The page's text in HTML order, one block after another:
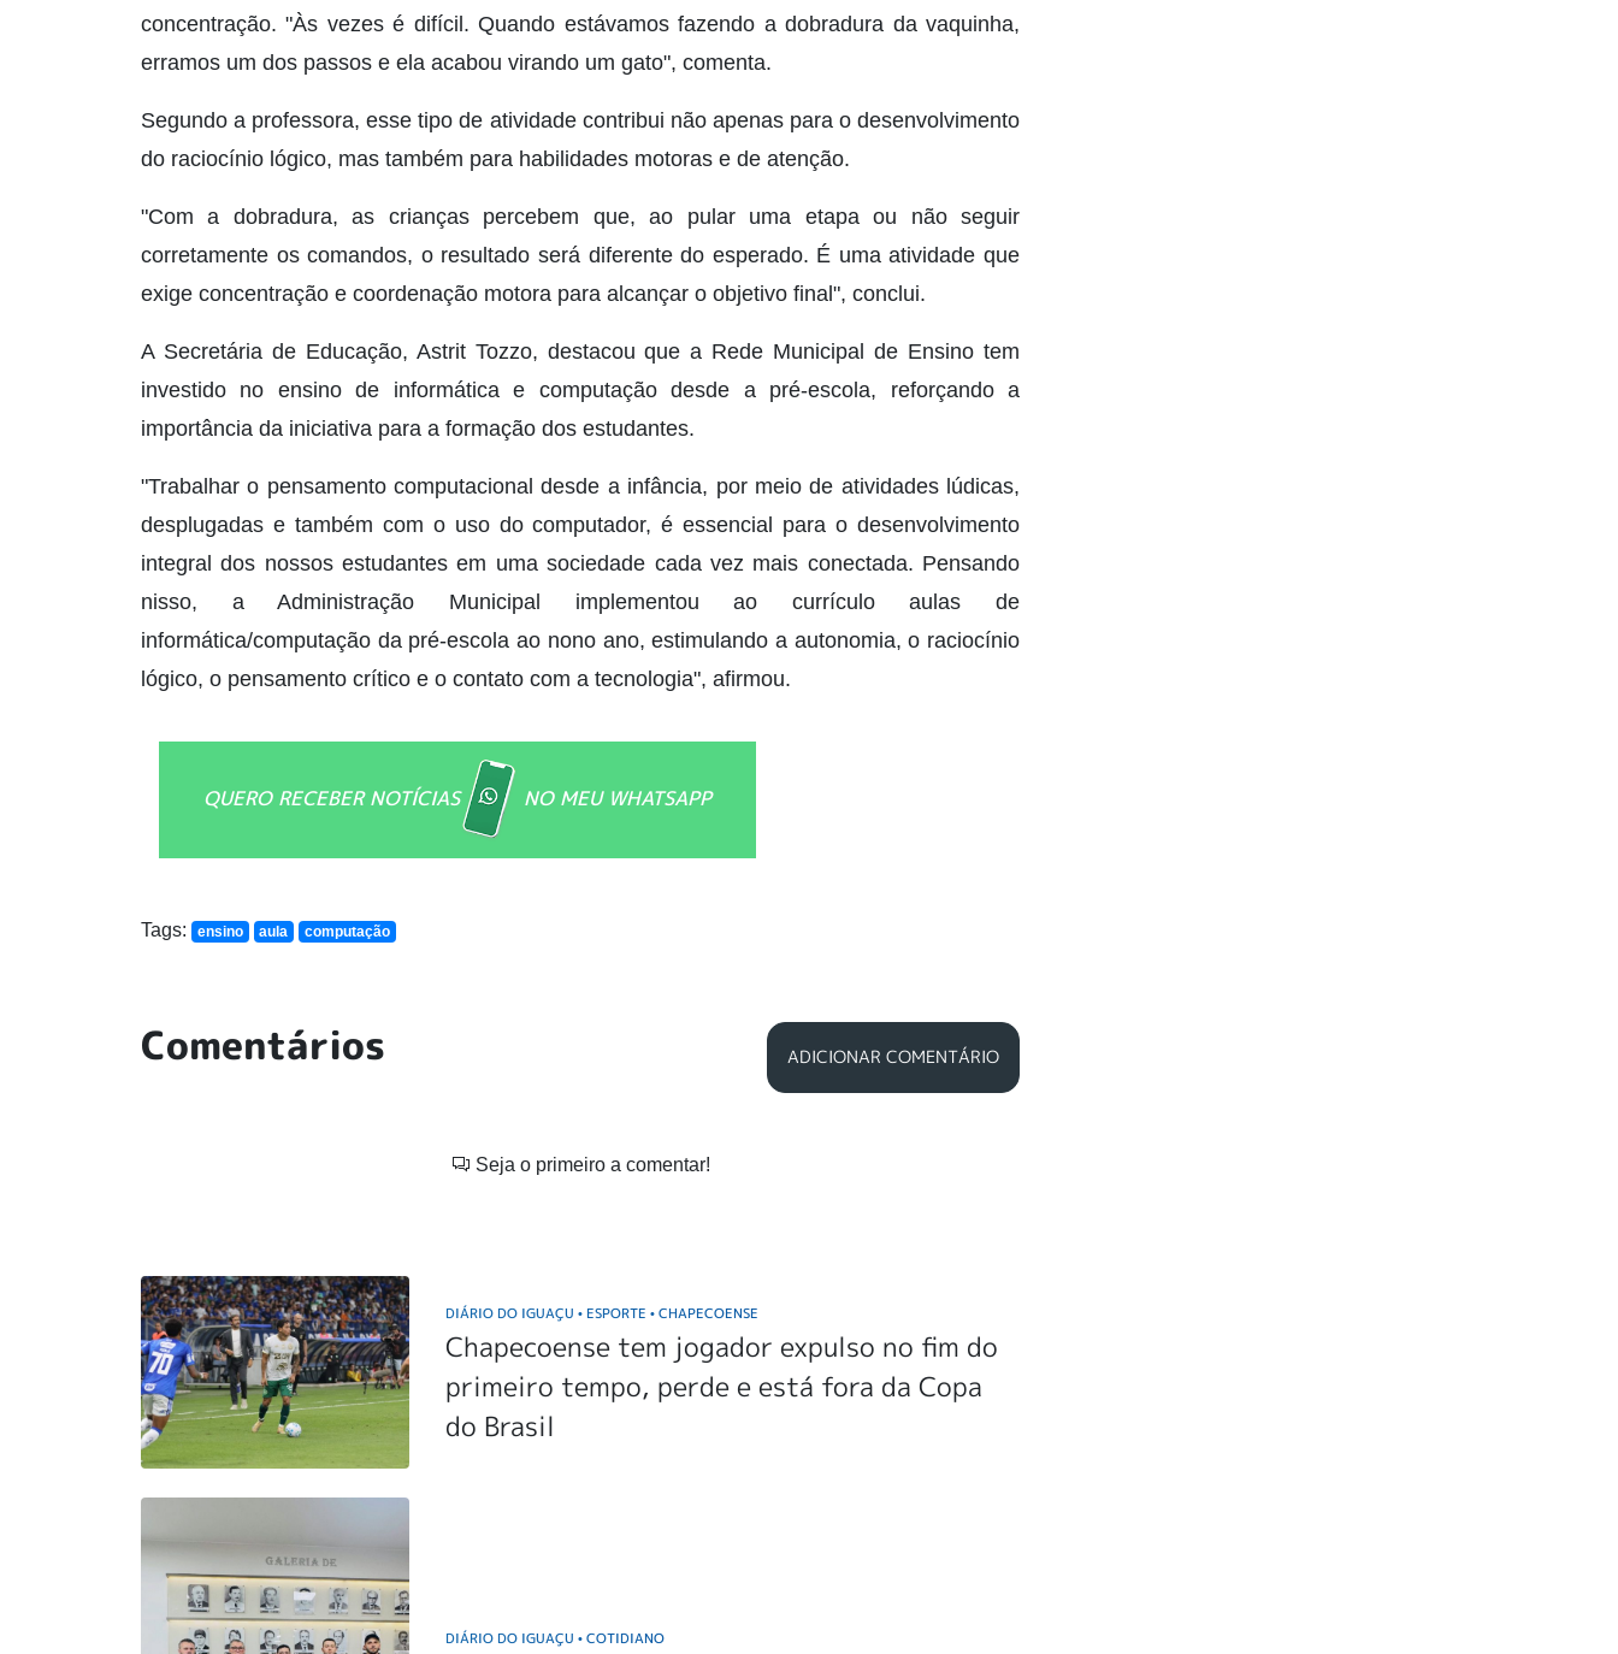
concentração. "Às vezes é difícil. Quando estávamos fazendo a dobradura da vaquinha,
erramos um dos passos e ela acabou virando um gato", comenta.
Segundo a professora, esse tipo de atividade contribui não apenas para o desenvolvimento
do raciocínio lógico, mas também para habilidades motoras e de atenção.
"Com a dobradura, as crianças percebem que, ao pular uma etapa ou não seguir
corretamente os comandos, o resultado será diferente do esperado. É uma atividade que
exige concentração e coordenação motora para alcançar o objetivo final", conclui.
A Secretária de Educação, Astrit Tozzo, destacou que a Rede Municipal de Ensino tem
investido no ensino de informática e computação desde a pré-escola, reforçando a
importância da iniciativa para a formação dos estudantes.
"Trabalhar o pensamento computacional desde a infância, por meio de atividades lúdicas,
desplugadas e também com o uso do computador, é essencial para o desenvolvimento
integral dos nossos estudantes em uma sociedade cada vez mais conectada. Pensando
nisso, a Administração Municipal implementou ao currículo aulas de
informática/computação da pré-escola ao nono ano, estimulando a autonomia, o raciocínio
lógico, o pensamento crítico e o contato com a tecnologia", afirmou.
QUERO RECEBER NOTÍCIAS NO MEU WHATSAPP
Tags: ensino aula computação
Comentários ADICIONAR COMENTÁRIO
Seja o primeiro a comentar!
DIÁRIO DO IGUAÇU• ESPORTE• CHAPECOENSE
Chapecoense tem jogador expulso no fim do
primeiro tempo, perde e está fora da Copa
do Brasil
DIÁRIO DO IGUAÇU• COTIDIANO